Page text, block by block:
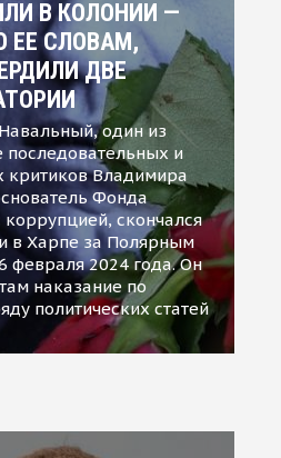
В КОЛОНИИ —
ЕЕ СЛОВАМ,
ДВЕ
один из
последовательных и
критиков Владимира
Фонда
скончался
в Харпе за Полярным
февраля 2024 года. Он
наказание по
политических статей